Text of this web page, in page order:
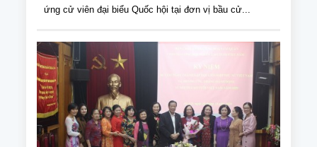
ứng cử viên đại biểu Quốc hội tại đơn vị bầu cử...